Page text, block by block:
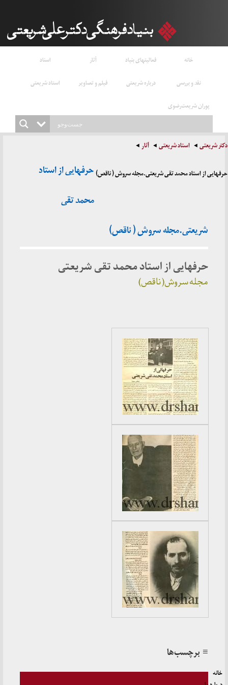
خانه فعالیتهای بنیاد آثار
اسناد
نقد و بررسی
درباره شریعتی فیلم و تصاویر
استاد شریعتی
پوران شریعت‌رضوی
دکتر شریعتی استاد شریعتی آثار
حرفهایی از استاد محمد تقی شریعتی.مجله سروش ( ناقص)حرفهایی از استاد
محمد تقی
شریعتی.مجله سروش ( ناقص)
حرفهایی از استاد محمد تقی شریعتی
مجله سروش( ناقص)
≡ برچسب‌ها
خانه